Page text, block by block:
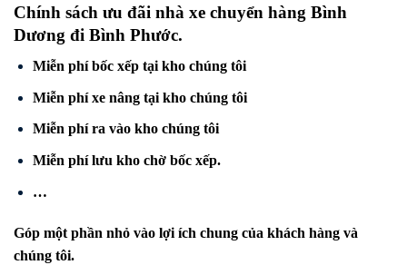
Chính sách ưu đãi nhà xe chuyển hàng Bình
Dương đi Bình Phước.
Miễn phí bốc xếp tại kho chúng tôi
Miễn phí xe nâng tại kho chúng tôi
Miễn phí ra vào kho chúng tôi
Miễn phí lưu kho chờ bốc xếp.
…
Góp một phần nhỏ vào lợi ích chung của khách hàng và
chúng tôi.